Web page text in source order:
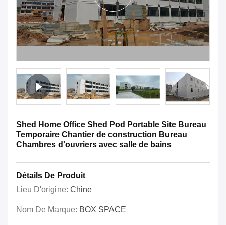
Shed Home Office Shed Pod Portable Site Bureau
Temporaire Chantier de construction Bureau
Chambres d'ouvriers avec salle de bains
Détails De Produit
Lieu D'origine: Chine
Nom De Marque: BOX SPACE